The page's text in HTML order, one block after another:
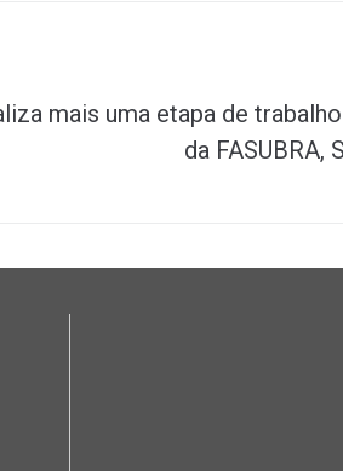
mais uma etapa de
da FASUBRA,